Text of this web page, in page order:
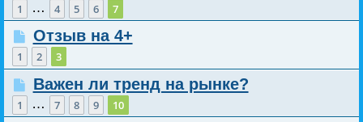
1 … 4 5 6 7
Отзыв на 4+
1 2 3
Важен ли тренд на рынке?
1 … 7 8 9 10